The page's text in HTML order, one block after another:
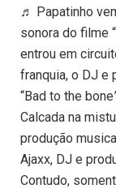
♬ Papatinho
sonora do filme
entrou em
franquia, o DJ e
“Bad to the
Calcada na
produção
Ajaxx, DJ e
Contudo,